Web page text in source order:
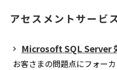
アセスメントサービ
Microsoft SQL Server
お客さまの問題点にフォー